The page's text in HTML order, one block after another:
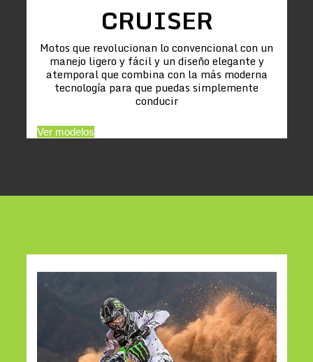
CRUISER
Motos que revolucionan lo convencional con un
manejo ligero y fácil y un diseño elegante y
atemporal que combina con la más moderna
tecnología para que puedas simplemente
conducir
Ver modelos